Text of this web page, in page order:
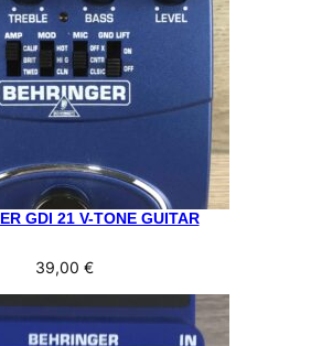
GDI 21 V-TONE GUITAR
39,00 €